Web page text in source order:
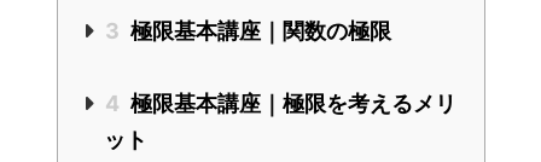
3 極限基本講座｜関数の極限
4 極限基本講座｜極限を考えるメリ
ット